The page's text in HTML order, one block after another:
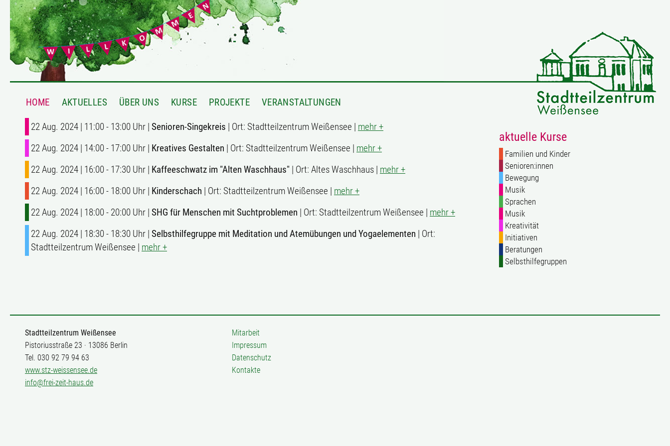
HOME AKTUELLES ÜBER UNS KURSE PROJEKTE VERANSTALTUNGEN
22 Aug. 2024 | 11:00 - 13:00 Uhr | Senioren-Singekreis | Ort: Stadtteilzentrum Weißensee | mehr +
22 Aug. 2024 | 14:00 - 17:00 Uhr | Kreatives Gestalten | Ort: Stadtteilzentrum Weißensee | mehr +
22 Aug. 2024 | 16:00 - 17:30 Uhr | Kaffeeschwatz im "Alten Waschhaus" | Ort: Altes Waschhaus | mehr +
22 Aug. 2024 | 16:00 - 18:00 Uhr | Kinderschach | Ort: Stadtteilzentrum Weißensee | mehr +
22 Aug. 2024 | 18:00 - 20:00 Uhr | SHG für Menschen mit Suchtproblemen | Ort: Stadtteilzentrum Weißensee | mehr +
22 Aug. 2024 | 18:30 - 18:30 Uhr | Selbsthilfegruppe mit Meditation und Atemübungen und Yogaelementen | Ort:
Stadtteilzentrum Weißensee | mehr +
aktuelle Kurse
Familien und Kinder
Senioren:innen
Bewegung
Musik
Sprachen
Musik
Kreativität
Initiativen
Beratungen
Selbsthilfegruppen
Stadtteilzentrum Weißensee
Pistoriusstraße 23 · 13086 Berlin
Tel. 030 92 79 94 63
www.stz-weissensee.de
info@frei-zeit-haus.de
Mitarbeit
Impressum
Datenschutz
Kontakte